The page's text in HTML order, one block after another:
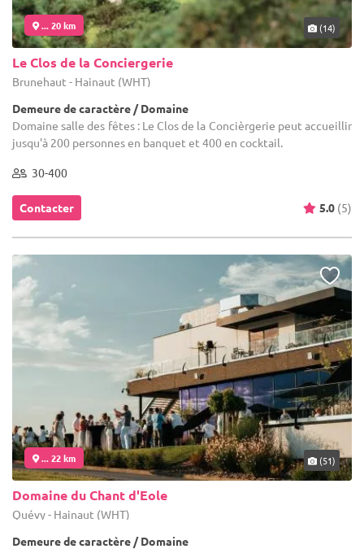
... 20 km (14)
Le Clos de la Conciergerie
Brunehaut - Hainaut (WHT)
Demeure de caractère / Domaine
Domaine salle des fêtes : Le Clos de la Concièrgerie peut accueillir
jusqu'à 200 personnes en banquet et 400 en cocktail.
30-400
Contacter 5.0 (5)
... 22 km (51)
Domaine du Chant d'Eole
Quévy - Hainaut (WHT)
Demeure de caractère / Domaine